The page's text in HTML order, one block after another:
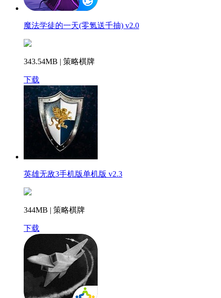
魔法学徒的一天(零氪送千抽) v2.0
343.54MB | 策略棋牌
下载
英雄无敌3手机版单机版 v2.3
344MB | 策略棋牌
下载